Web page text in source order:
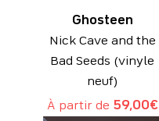
Ghosteen
Nick Cave and the
Bad Seeds (vinyle
neuf)
À partir de 59,00€